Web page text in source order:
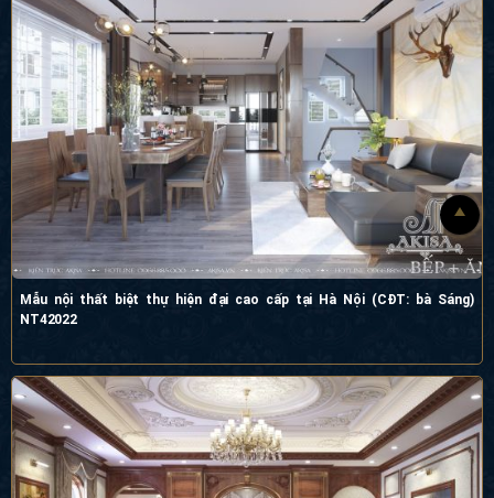
Mẫu nội thất biệt thự hiện đại cao cấp tại Hà Nội (CĐT: bà Sáng)
NT42022